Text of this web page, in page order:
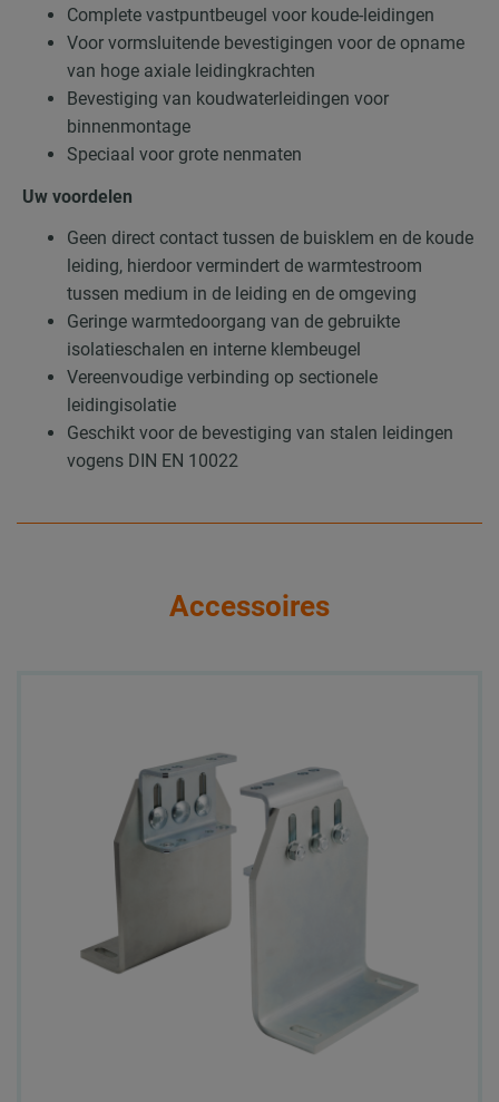
Complete vastpuntbeugel voor koude-leidingen
Voor vormsluitende bevestigingen voor de opname
van hoge axiale leidingkrachten
Bevestiging van koudwaterleidingen voor
binnenmontage
Speciaal voor grote nenmaten
Uw voordelen
Geen direct contact tussen de buisklem en de koude
leiding, hierdoor vermindert de warmtestroom
tussen medium in de leiding en de omgeving
Geringe warmtedoorgang van de gebruikte
isolatieschalen en interne klembeugel
Vereenvoudige verbinding op sectionele
leidingisolatie
Geschikt voor de bevestiging van stalen leidingen
vogens DIN EN 10022
Accessoires